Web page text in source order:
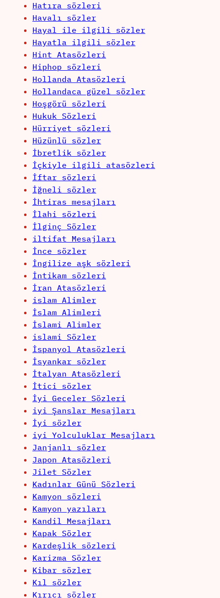
Hatıra sözleri
Havalı sözler
Hayal ile ilgili sözler
Hayatla ilgili sözler
Hint Atasözleri
Hiphop sözleri
Hollanda Atasözleri
Hollandaca güzel sözler
Hoşgörü sözleri
Hukuk Sözleri
Hürriyet sözleri
Hüzünlü sözler
İbretlik sözler
İçkiyle ilgili atasözleri
İftar sözleri
İğneli sözler
İhtiras mesajları
İlahi sözleri
İlginç Sözler
iltifat Mesajları
İnce sözler
İngilize aşk sözleri
İntikam sözleri
İran Atasözleri
islam Alimler
İslam Alimleri
İslami Alimler
islami Sözler
İspanyol Atasözleri
İsyankar sözler
İtalyan Atasözleri
İtici sözler
İyi Geceler Sözleri
iyi Şanslar Mesajları
İyi sözler
iyi Yolculuklar Mesajları
Janjanlı sözler
Japon Atasözleri
Jilet Sözler
Kadınlar Günü Sözleri
Kamyon sözleri
Kamyon yazıları
Kandil Mesajları
Kapak Sözler
Kardeşlik sözleri
Karizma Sözler
Kibar sözler
Kıl sözler
Kırıcı sözler